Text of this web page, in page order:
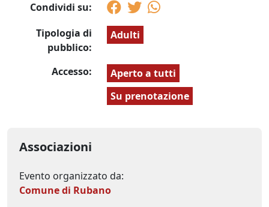
Condividi su:
Tipologia di
pubblico:
Adulti
Accesso:
Aperto a tutti
Su prenotazione
Associazioni
Evento organizzato da:
Comune di Rubano